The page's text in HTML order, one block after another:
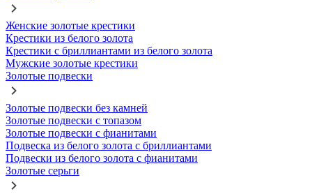
Женские золотые крестики
Крестики из белого золота
Крестики с бриллиантами из белого золота
Мужские золотые крестики
Золотые подвески
Золотые подвески без камней
Золотые подвески с топазом
Золотые подвески с фианитами
Подвеска из белого золота с бриллиантами
Подвески из белого золота с фианитами
Золотые серьги